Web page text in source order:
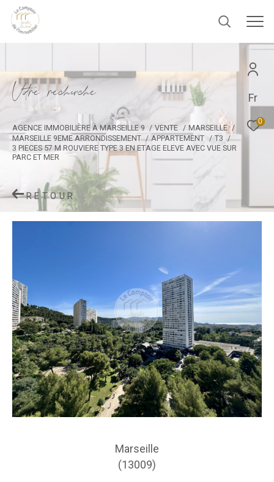
Fr
0
Vore recece
AGENCE IMMOBILIÈRE À MARSEILLE 9 VENTE
MARSEILLE
MARSEILLE 9EME ARRONDISSEMENT
APPARTEMENT
T3
3 PIECES 57 M ROUVIERE TYPE 3 EN ETAGE ELEVE AVEC VUE SUR
PARC ET MER
RETOUR
Marseille
(13009)